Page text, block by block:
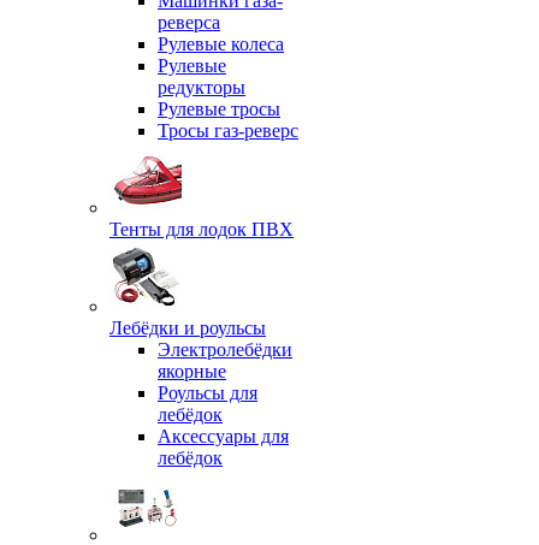
реверса
Рулевые колеса
Рулевые
редукторы
Рулевые тросы
Тросы газ-реверс
Тенты для лодок ПВХ
Лебёдки и роульсы
Электролебёдки
якорные
Роульсы для
лебёдок
Аксессуары для
лебёдок